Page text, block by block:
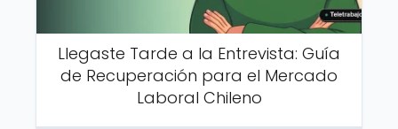
Llegaste Tarde a la Entrevista: Guía
de Recuperación para el Mercado
Laboral Chileno